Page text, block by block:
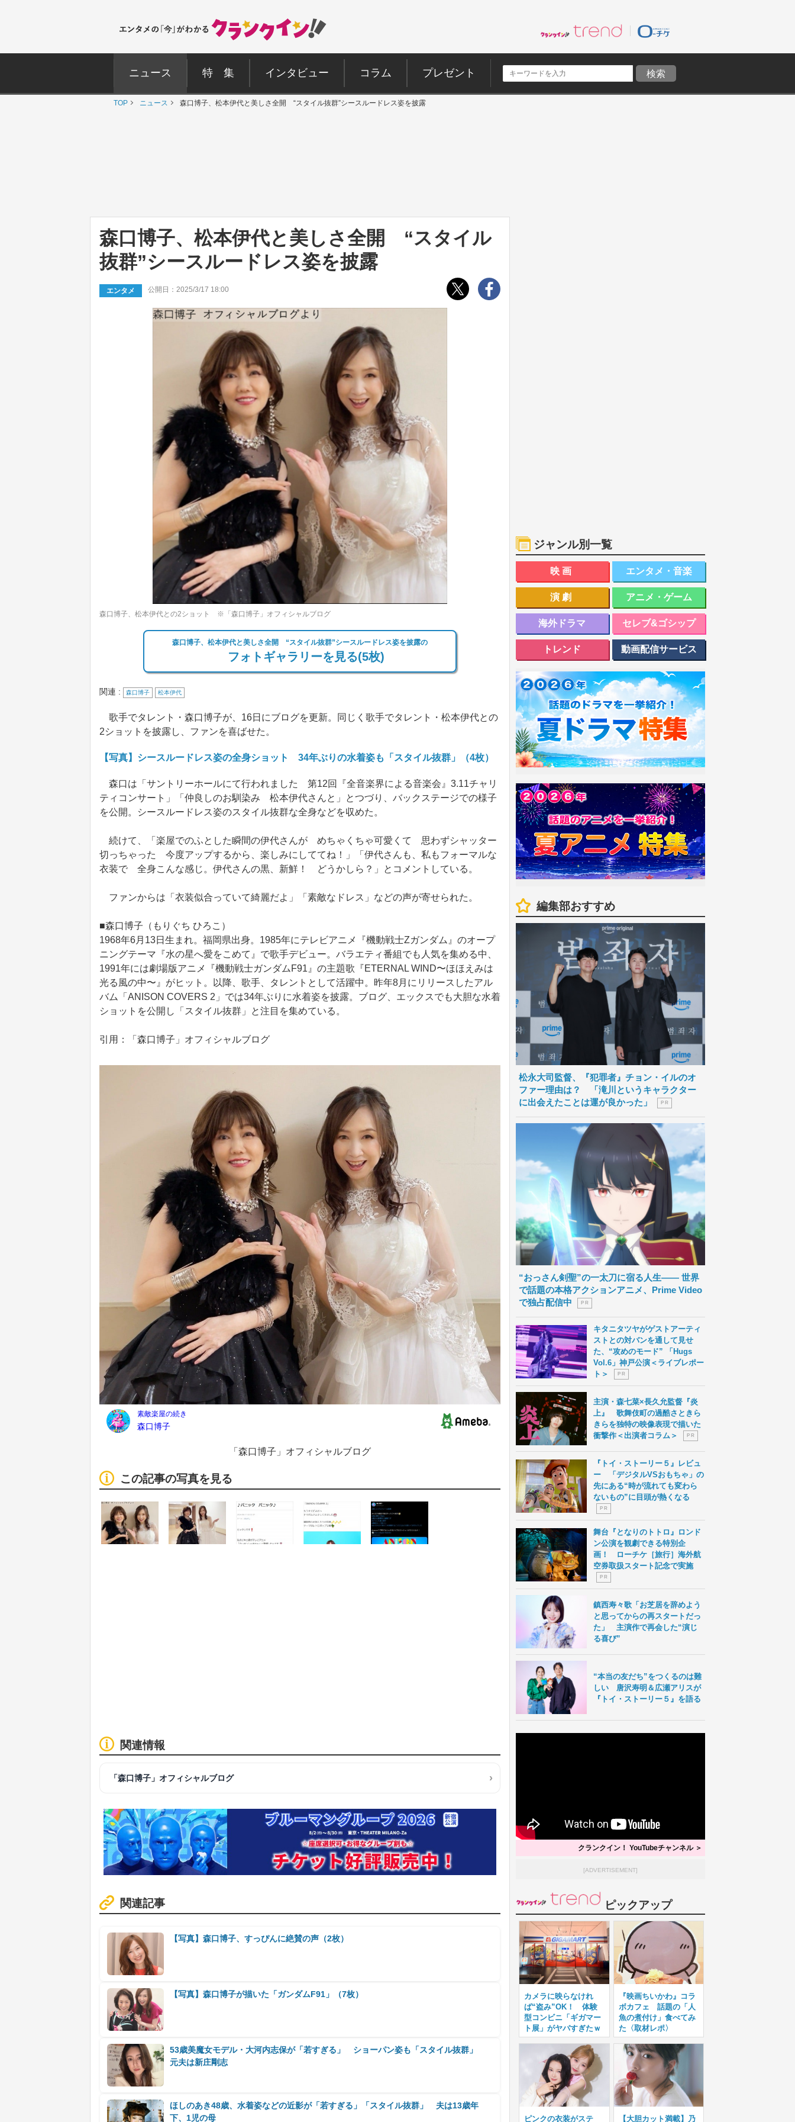
ニュース 特 集 インタビュー コラム プレゼント
TOP ニュース 森口博子、松本伊代と美しさ全開 “スタイル抜群”シースルードレス姿を披露
森口博子、松本伊代と美しさ全開 “スタイル
抜群”シースルードレス姿を披露
エンタメ 公開日：2025/3/17 18:00
森口博子、松本伊代との2ショット ※「森口博子」オフィシャルブログ
森口博子、松本伊代と美しさ全開 “スタイル抜群”シースルードレス姿を披露の
フォトギャラリーを見る(5枚)
関連 : 森口博子 松本伊代
歌手でタレント・森口博子が、16日にブログを更新。同じく歌手でタレント・松本伊代との
2ショットを披露し、ファンを喜ばせた。
【写真】シースルードレス姿の全身ショット 34年ぶりの水着姿も「スタイル抜群」（4枚）
森口は「サントリーホールにて行われました 第12回『全音楽界による音楽会』3.11チャリ
ティコンサート」「仲良しのお馴染み 松本伊代さんと」とつづり、バックステージでの様子
を公開。シースルードレス姿のスタイル抜群な全身などを収めた。
続けて、「楽屋でのふとした瞬間の伊代さんが めちゃくちゃ可愛くて 思わずシャッター
切っちゃった 今度アップするから、楽しみにしててね！」「伊代さんも、私もフォーマルな
衣装で 全身こんな感じ。伊代さんの黒、新鮮！ どうかしら？」とコメントしている。
ファンからは「衣装似合っていて綺麗だよ」「素敵なドレス」などの声が寄せられた。
■森口博子（もりぐち ひろこ）
1968年6月13日生まれ。福岡県出身。1985年にテレビアニメ『機動戦士Ζガンダム』のオープ
ニングテーマ『水の星へ愛をこめて』で歌手デビュー。バラエティ番組でも人気を集める中、
1991年には劇場版アニメ『機動戦士ガンダムF91』の主題歌『ETERNAL WIND〜ほほえみは
光る風の中〜』がヒット。以降、歌手、タレントとして活躍中。昨年8月にリリースしたアル
バム「ANISON COVERS 2」では34年ぶりに水着姿を披露。ブログ、エックスでも大胆な水着
ショットを公開し「スタイル抜群」と注目を集めている。
引用：「森口博子」オフィシャルブログ
「森口博子」オフィシャルブログ
この記事の写真を見る
関連情報
「森口博子」オフィシャルブログ
関連記事
【写真】森口博子、すっぴんに絶賛の声（2枚）
【写真】森口博子が描いた「ガンダムF91」（7枚）
53歳美魔女モデル・大河内志保が「若すぎる」 ショーパン姿も「スタイル抜群」
元夫は新庄剛志
ほしのあき48歳、水着姿などの近影が「若すぎる」「スタイル抜群」 夫は13歳年
下、1児の母
ジャンル別一覧
映画 エンタメ・音楽
演劇 アニメ・ゲーム
海外ドラマ セレブ&ゴシップ
トレンド 動画配信サービス
編集部おすすめ
松永大司監督、『犯罪者』チョン・イルのオ
ファー理由は？ 「滝川というキャラクター
に出会えたことは運が良かった」
P R
“おっさん剣聖”の一太刀に宿る人生―― 世界
で話題の本格アクションアニメ、Prime Video
で独占配信中
P R
キタニタツヤがゲストアーティ
ストとの対バンを通して見せ
た、“攻めのモード” 「Hugs
Vol.6」神戸公演＜ライブレポー
ト＞
P R
主演・森七菜×長久允監督『炎
上』 歌舞伎町の過酷さときら
きらを独特の映像表現で描いた
衝撃作＜出演者コラム＞
P R
『トイ・ストーリー５』レビュ
ー 「デジタルVSおもちゃ」の
先にある“時が流れても変わら
ないもの”に目頭が熱くなる
P R
舞台『となりのトトロ』ロンド
ン公演を観劇できる特別企
画！ ローチケ［旅行］海外航
空券取扱スタート記念で実施
P R
鎮西寿々歌「お芝居を辞めよう
と思ってからの再スタートだっ
た」 主演作で再会した“演じ
る喜び”
“本当の友だち”をつくるのは難
しい 唐沢寿明＆広瀬アリスが
『トイ・ストーリー５』を語る
クランクイン！ YouTubeチャンネル ＞
[ADVERTISEMENT]
ピックアップ
カメラに映らなけれ
ば“盗み”OK！ 体験
型コンビニ「ギガマー
ト展」がヤバすぎたｗ
『映画ちいかわ』コラ
ボカフェ 話題の「人
魚の煮付け」食べてみ
た〈取材レポ〉
ピンクの衣装がステ 【大胆カット満載】乃